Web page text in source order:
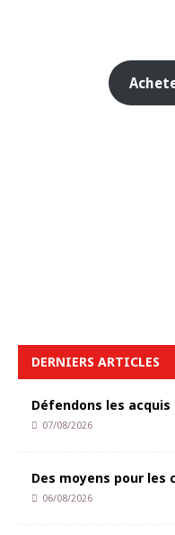
DERNIERS ARTICLES
Défendons les
07/08/2026
Des moyens pour les
06/08/2026